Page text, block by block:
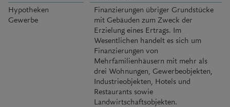
Hypotheken
Gewerbe
Finanzierungen übriger Grundstücke
mit Gebäuden zum Zweck der
Erzielung eines Ertrags. Im
Wesentlichen handelt es sich um
Finanzierungen von
Mehrfamilienhäusern mit mehr als
drei Wohnungen, Gewerbeobjekten,
Industrieobjekten, Hotels und
Restaurants sowie
Landwirtschaftsobjekten.